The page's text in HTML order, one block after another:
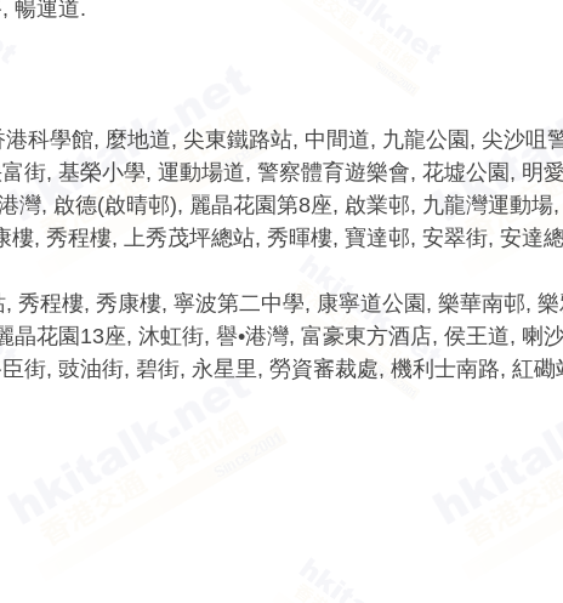
暢運道.
科學館, 麼地道, 尖東鐵路站, 中間道, 九龍公園, 尖沙咀
街, 基榮小學, 運動場道, 警察體育遊樂會, 花墟公園, 明
灣, 啟德(啟晴邨), 麗晶花園第8座, 啟業邨, 九龍灣運動場
, 秀程樓, 上秀茂坪總站, 秀暉樓, 寶達邨, 安翠街, 安達
秀程樓, 秀康樓, 寧波第二中學, 康寧道公園, 樂華南邨,
花園13座, 沐虹街, 譽•港灣, 富豪東方酒店, 侯王道, 喇
街, 豉油街, 碧街, 永星里, 勞資審裁處, 機利士南路, 紅磡